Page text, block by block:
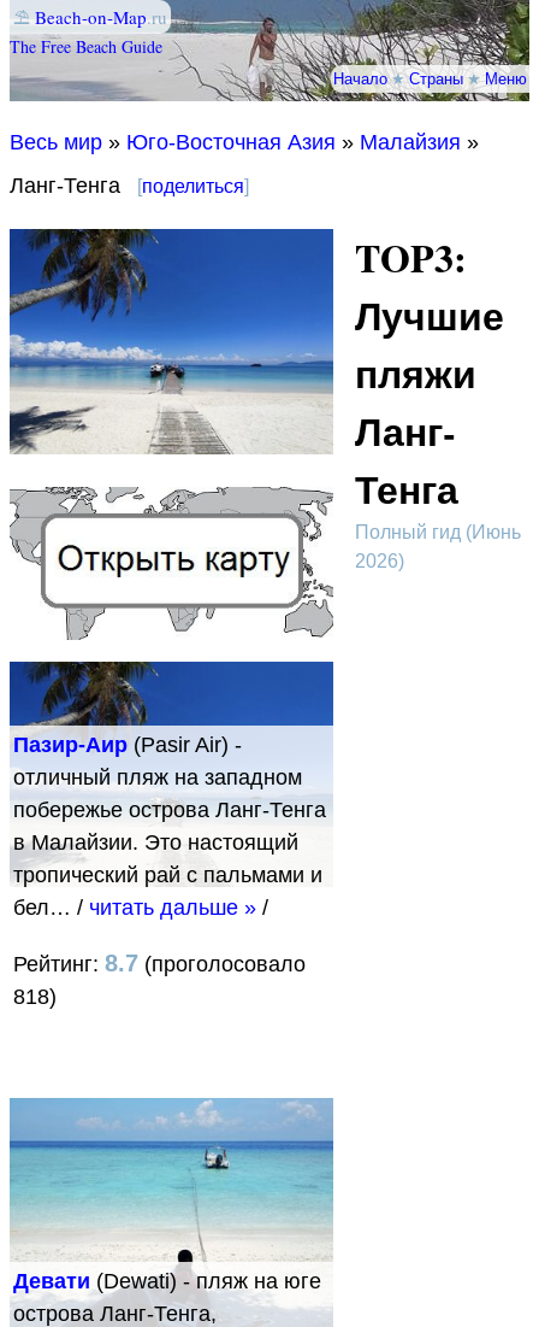
⛱ Beach-on-Map.ru
The Free Beach Guide
Начало★Страны★Меню
Весь мир » Юго-Восточная Азия » Малайзия »
Ланг-Тенга
[поделиться]
TOP3:
Лучшие
пляжи
Ланг-
Тенга
Полный гид (Июнь
2026)
Пазир-Аир (Pasir Air) -
отличный пляж на западном
побережье острова Ланг-Тенга
в Малайзии. Это настоящий
тропический рай с пальмами и
бел… / читать дальше » /
Рейтинг: 8.7 (проголосовало
818)
Девати (Dewati) - пляж на юге
острова Ланг-Тенга,